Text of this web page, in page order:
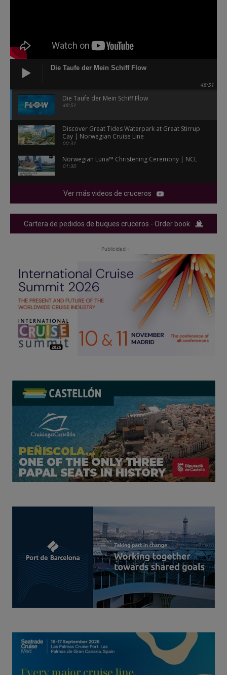
Die Taufe der Mein Schiff Flow
48:51
Die Taufe der Mein Schiff Flow
48:51
Discover Great Tides Waterpark at Great Stirrup
Cay | Norwegian Cruise Line
00:31
Norwegian Luna™ Christening Ceremony | NCL
01:30
Ver más videos de cruceros
Cartera de pedidos de buques cruceros - Order book
- Publicidad -